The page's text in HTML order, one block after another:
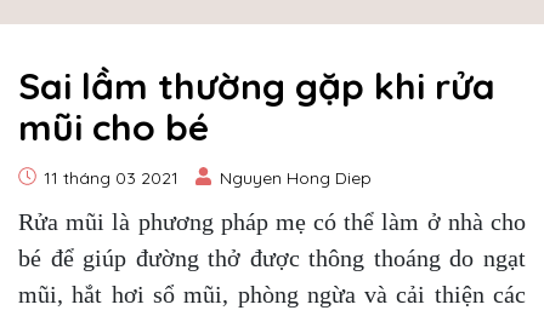
Sai lầm thường gặp khi rửa
mũi cho bé
11 tháng 03 2021 Nguyen Hong Diep
Rửa mũi là phương pháp mẹ có thể làm ở nhà cho
bé để giúp đường thở được thông thoáng do ngạt
mũi, hắt hơi sổ mũi, phòng ngừa và cải thiện các